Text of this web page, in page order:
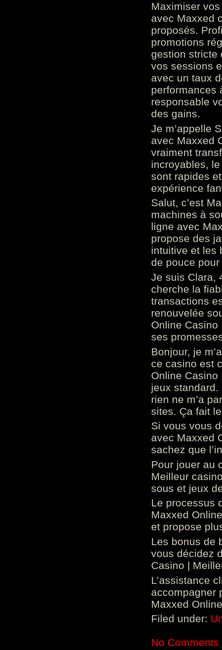
Maximiser
avec Maxxed
proposés.
promotions
gestion stricte
vos sessions
avec un taux
performances
responsable
des gains.
Je m’appelle
avec Maxxed
vraiment
incroyables,
sont rapides
expérience
Salut, c’est
machines à
ligne avec
propose des
intuitive et les
de pouce
Je suis Clara,
cherche la
transactions
renouvelée
Online
ses
Bonjour, je
ce casino est
Online
jeux standard.
rien ne m’a
sites. Ça fait
Si vous vous
avec Maxxed
sachez que
Pour jouer au
Meilleur
sous et jeux
Le processus
Maxxed
et propose
Les bonus de
vous décidez
Casino |
L’assistance
accompagner
Maxxed
Filed under:
No Comments